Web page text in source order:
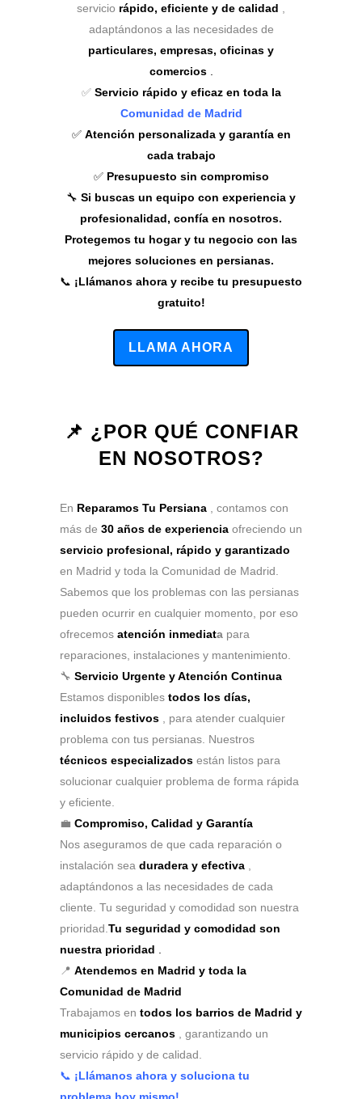
servicio rápido, eficiente y de calidad
adaptándonos a las necesidades de
particulares, empresas, oficinas y
comercios.
✅ Servicio rápido y eficaz en toda la
Comunidad de Madrid
✅ Atención personalizada y garantía en
cada trabajo
✅ Presupuesto sin compromiso
🔧 Si buscas un equipo con experiencia y
profesionalidad, confía en nosotros.
Protegemos tu hogar y tu negocio con las
mejores soluciones en persianas.
📞 ¡Llámanos ahora y recibe tu presupuesto
gratuito!
LLAMA AHORA
📌 ¿POR QUÉ CONFIAR
EN NOSOTROS?
En Reparamos Tu Persiana , contamos con
más de 30 años de experiencia ofreciendo un
servicio profesional, rápido y garantizado
en Madrid y toda la Comunidad de Madrid.
Sabemos que los problemas con las persianas
pueden ocurrir en cualquier momento, por eso
ofrecemos atención inmediata para
reparaciones, instalaciones y mantenimiento.
🔧 Servicio Urgente y Atención Continua
Estamos disponibles todos los días,
incluidos festivos , para atender cualquier
problema con tus persianas. Nuestros
técnicos especializados están listos para
solucionar cualquier problema de forma rápida
y eficiente.
💼 Compromiso, Calidad y Garantía
Nos aseguramos de que cada reparación o
instalación sea duradera y efectiva
adaptándonos a las necesidades de cada
cliente. Tu seguridad y comodidad son nuestra
prioridad. Tu seguridad y comodidad son
nuestra prioridad
📍 Atendemos en Madrid y toda la
Comunidad de Madrid
Trabajamos en todos los barrios de Madrid y
municipios cercanos , garantizando un
servicio rápido y de calidad.
📞 ¡Llámanos ahora y soluciona tu